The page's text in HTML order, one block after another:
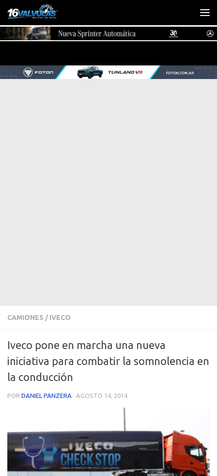
Saltar al contenido
CAMIONES / IVECO
Iveco pone en marcha una nueva
iniciativa para combatir la somnolencia en
la conducción
POR DANIEL PANZERA · AGOSTO 14, 2014